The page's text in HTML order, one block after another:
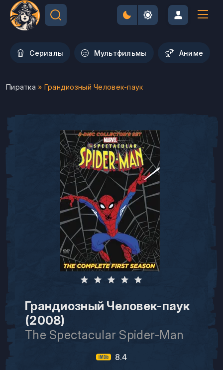
Сериалы Мультфильмы Aниме
Пиратка » Грандиозный Человек-паук
Грандиозный Человек-паук
(2008)
The Spectacular Spider-Man
8.4